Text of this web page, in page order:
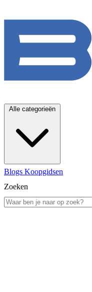
Alle categorieën
Blogs Koopgidsen
Zoeken